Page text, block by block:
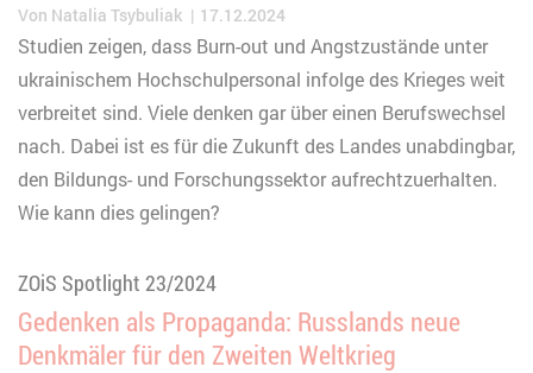
Von Natalia Tsybuliak 17.12.2024
Studien zeigen, dass Burn-out und Angstzustände unter
ukrainischem Hochschulpersonal infolge des Krieges weit
verbreitet sind. Viele denken gar über einen Berufswechsel
nach. Dabei ist es für die Zukunft des Landes unabdingbar,
den Bildungs- und Forschungssektor aufrechtzuerhalten.
Wie kann dies gelingen?
ZOiS Spotlight 23/2024
Gedenken als Propaganda: Russlands neue
Denkmäler für den Zweiten Weltkrieg